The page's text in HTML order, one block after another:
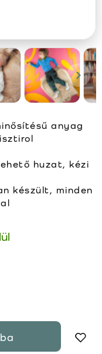
anyag
huzat, kézi
készült, minden